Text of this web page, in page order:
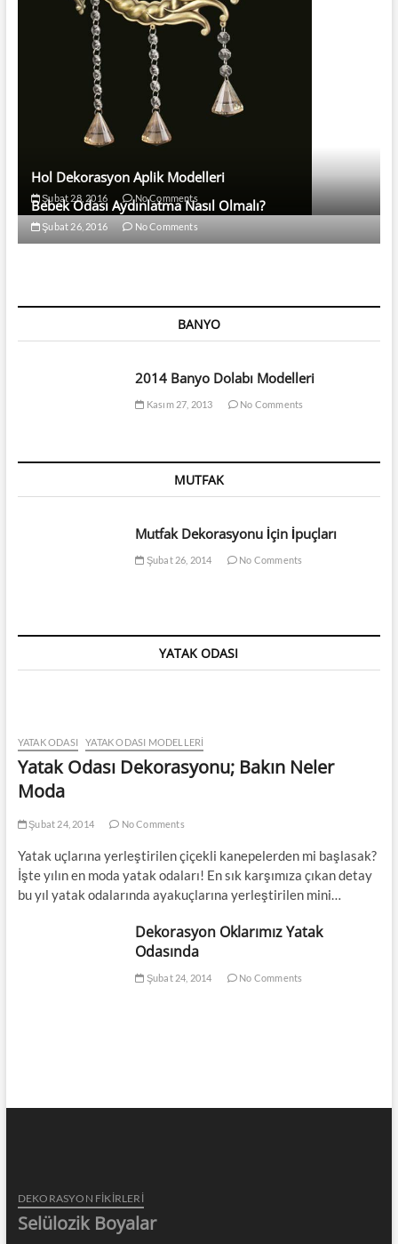
Hol Dekorasyon Aplik Modelleri
Şubat 28, 2016 No Comments
Bebek Odası Aydınlatma Nasıl Olmalı?
Şubat 26, 2016 No Comments
BANYO
2014 Banyo Dolabı Modelleri
Kasım 27, 2013 No Comments
MUTFAK
Mutfak Dekorasyonu İçin İpuçları
Şubat 26, 2014 No Comments
YATAK ODASI
YATAK ODASI YATAK ODASI MODELLERI
Yatak Odası Dekorasyonu; Bakın Neler
Moda
Şubat 24, 2014 No Comments
Yatak uçlarına yerleştirilen çiçekli kanepelerden mi başlasak?
İşte yılın en moda yatak odaları! En sık karşımıza çıkan detay
bu yıl yatak odalarında ayakuçlarına yerleştirilen mini…
Dekorasyon Oklarımız Yatak
Odasında
Şubat 24, 2014 No Comments
DEKORASYON FİKİRLERİ
Selülozik Boyalar